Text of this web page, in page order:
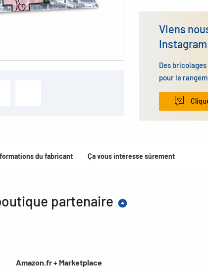
Viens
Instagram
Des
pour le
du fabricant Ça vous intéresse sûrement
partenaire
Amazon.fr + Marketplace